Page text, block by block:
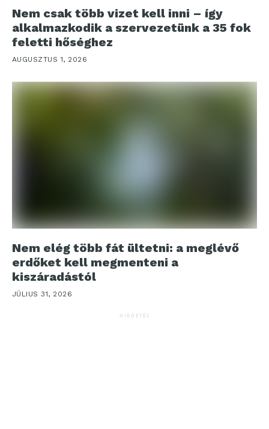
Nem csak több vizet kell inni – így
alkalmazkodik a szervezetünk a 35 fok
feletti hőséghez
AUGUSZTUS 1, 2026
Nem elég több fát ültetni: a meglévő
erdőket kell megmenteni a
kiszáradástól
JÚLIUS 31, 2026
HIRDETÉS